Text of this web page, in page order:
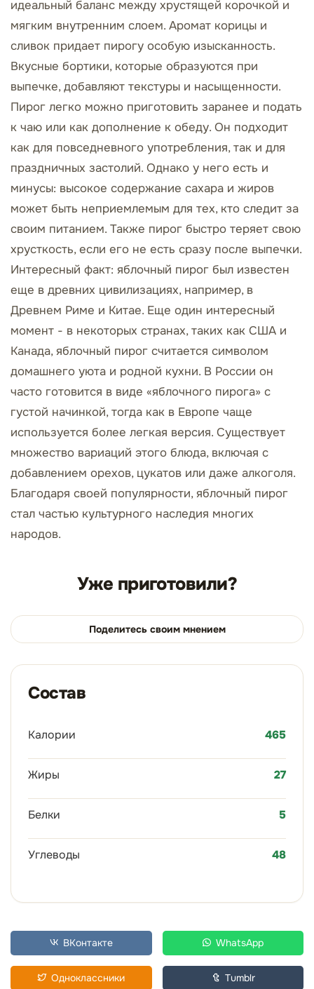
идеальный баланс между хрустящей корочкой и
мягким внутренним слоем. Аромат корицы и
сливок придает пирогу особую изысканность.
Вкусные бортики, которые образуются при
выпечке, добавляют текстуры и насыщенности.
Пирог легко можно приготовить заранее и подать
к чаю или как дополнение к обеду. Он подходит
как для повседневного употребления, так и для
праздничных застолий. Однако у него есть и
минусы: высокое содержание сахара и жиров
может быть неприемлемым для тех, кто следит за
своим питанием. Также пирог быстро теряет свою
хрусткость, если его не есть сразу после выпечки.
Интересный факт: яблочный пирог был известен
еще в древних цивилизациях, например, в
Древнем Риме и Китае. Еще один интересный
момент - в некоторых странах, таких как США и
Канада, яблочный пирог считается символом
домашнего уюта и родной кухни. В России он
часто готовится в виде «яблочного пирога» с
густой начинкой, тогда как в Европе чаще
используется более легкая версия. Существует
множество вариаций этого блюда, включая с
добавлением орехов, цукатов или даже алкоголя.
Благодаря своей популярности, яблочный пирог
стал частью культурного наследия многих
народов.
Уже приготовили?
Поделитесь своим мнением
Состав
Калории 465
Жиры 27
Белки 5
Углеводы 48
ВКонтакте WhatsApp
Одноклассники Tumblr